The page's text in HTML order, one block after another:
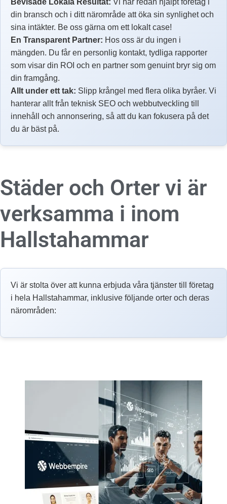
din bransch och i ditt närområde att öka sin synlighet och
sina intäkter. Be oss gärna om ett lokalt case!
En Transparent Partner: Hos oss är du ingen i
mängden. Du får en personlig kontakt, tydliga rapporter
som visar din ROI och en partner som genuint bryr sig om
din framgång.
Allt under ett tak: Slipp krångel med flera olika byråer. Vi
hanterar allt från teknisk SEO och webbutveckling till
innehåll och annonsering, så att du kan fokusera på det
du är bäst på.
Städer och Orter vi är
verksamma i inom
Hallstahammar
Vi är stolta över att kunna erbjuda våra tjänster till företag
i hela Hallstahammar, inklusive följande orter och deras
närområden: